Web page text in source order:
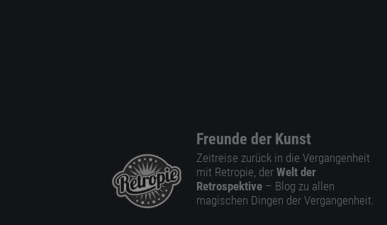
Freunde der Kunst
Zeitreise zurück in die Vergangenheit
mit Retropie, der Welt der
Retrospektive – Blog zu allen
magischen Dingen der Vergangenheit.